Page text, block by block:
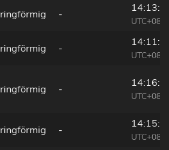
ringförmig -
ringförmig -
ringförmig -
ringförmig -